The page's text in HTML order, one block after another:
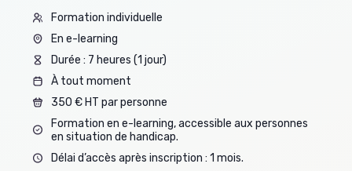
Formation individuelle
En e-learning
Durée : 7 heures (1 jour)
À tout moment
350 € HT par personne
Formation en e-learning, accessible aux personnes
en situation de handicap.
Délai d’accès après inscription : 1 mois.